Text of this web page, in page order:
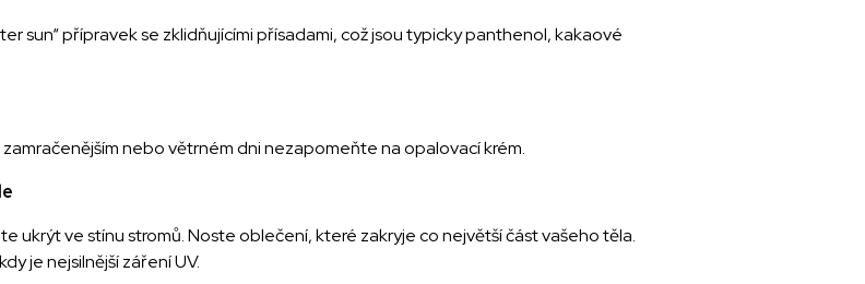
sun“ přípravek se zklidňujícími přísadami, což jsou typicky panthenol, kakaové
nebo větrném dni nezapomeňte na opalovací krém.
ukrýt ve stínu stromů. Noste oblečení, které zakryje co největší část vašeho těla.
je nejsilnější záření UV.